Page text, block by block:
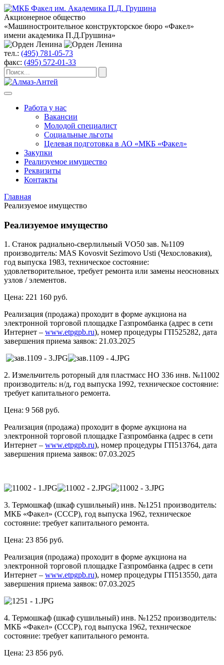
Акционерное общество
«Машиностроительное конструкторское бюро «Факел»
имени академика П.Д.Грушина»
тел.: (495) 781-05-73
факс: (495) 572-01-33
Работа у нас
Вакансии
Молодой специалист
Социальные льготы
Целевая подготовка в АО «МКБ «Факел»
Закупки
Реализуемое имущество
Реквизиты
Контакты
Главная
Реализуемое имущество
Реализуемое имущество
1. Станок радиально-сверлильный VO50 зав. №1109
производитель: MAS Kovosvit Sezimovo Usti (Чехословакия),
год выпуска 1983, техническое состояние:
удовлетворительное, требует ремонта или замены неосновных
узлов / элементов.
Цена: 221 160 руб.
Реализация (продажа) проходит в форме аукциона на
электронной торговой площадке Газпромбанка (адрес в сети
Интернет – www.etpgpb.ru), номер процедуры ГП525282, дата
завершения приема заявок: 21.03.2025
2. Измельчитель роторный для пластмасс НО 336 инв. №11002
производитель: н/д, год выпуска 1992, техническое состояние:
требует капитального ремонта.
Цена: 9 568 руб.
Реализация (продажа) проходит в форме аукциона на
электронной торговой площадке Газпромбанка (адрес в сети
Интернет – www.etpgpb.ru), номер процедуры ГП513764, дата
завершения приема заявок: 07.03.2025
3. Термошкаф (шкаф сушильный) инв. №1251 производитель:
МКБ «Факел» (СССР), год выпуска 1962, техническое
состояние: требует капитального ремонта.
Цена: 23 856 руб.
Реализация (продажа) проходит в форме аукциона на
электронной торговой площадке Газпромбанка (адрес в сети
Интернет – www.etpgpb.ru), номер процедуры ГП513550, дата
завершения приема заявок: 07.03.2025
4. Термошкаф (шкаф сушильный) инв. №1252 производитель:
МКБ «Факел» (СССР), год выпуска 1962, техническое
состояние: требует капитального ремонта.
Цена: 23 856 руб.